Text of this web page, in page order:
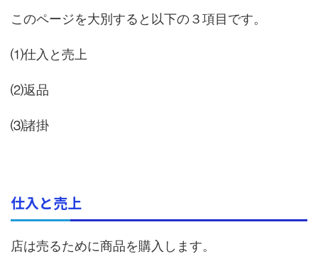
このページを大別すると以下の３項目です。
⑴仕入と売上
⑵返品
⑶諸掛
仕入と売上
店は売るために商品を購入します。